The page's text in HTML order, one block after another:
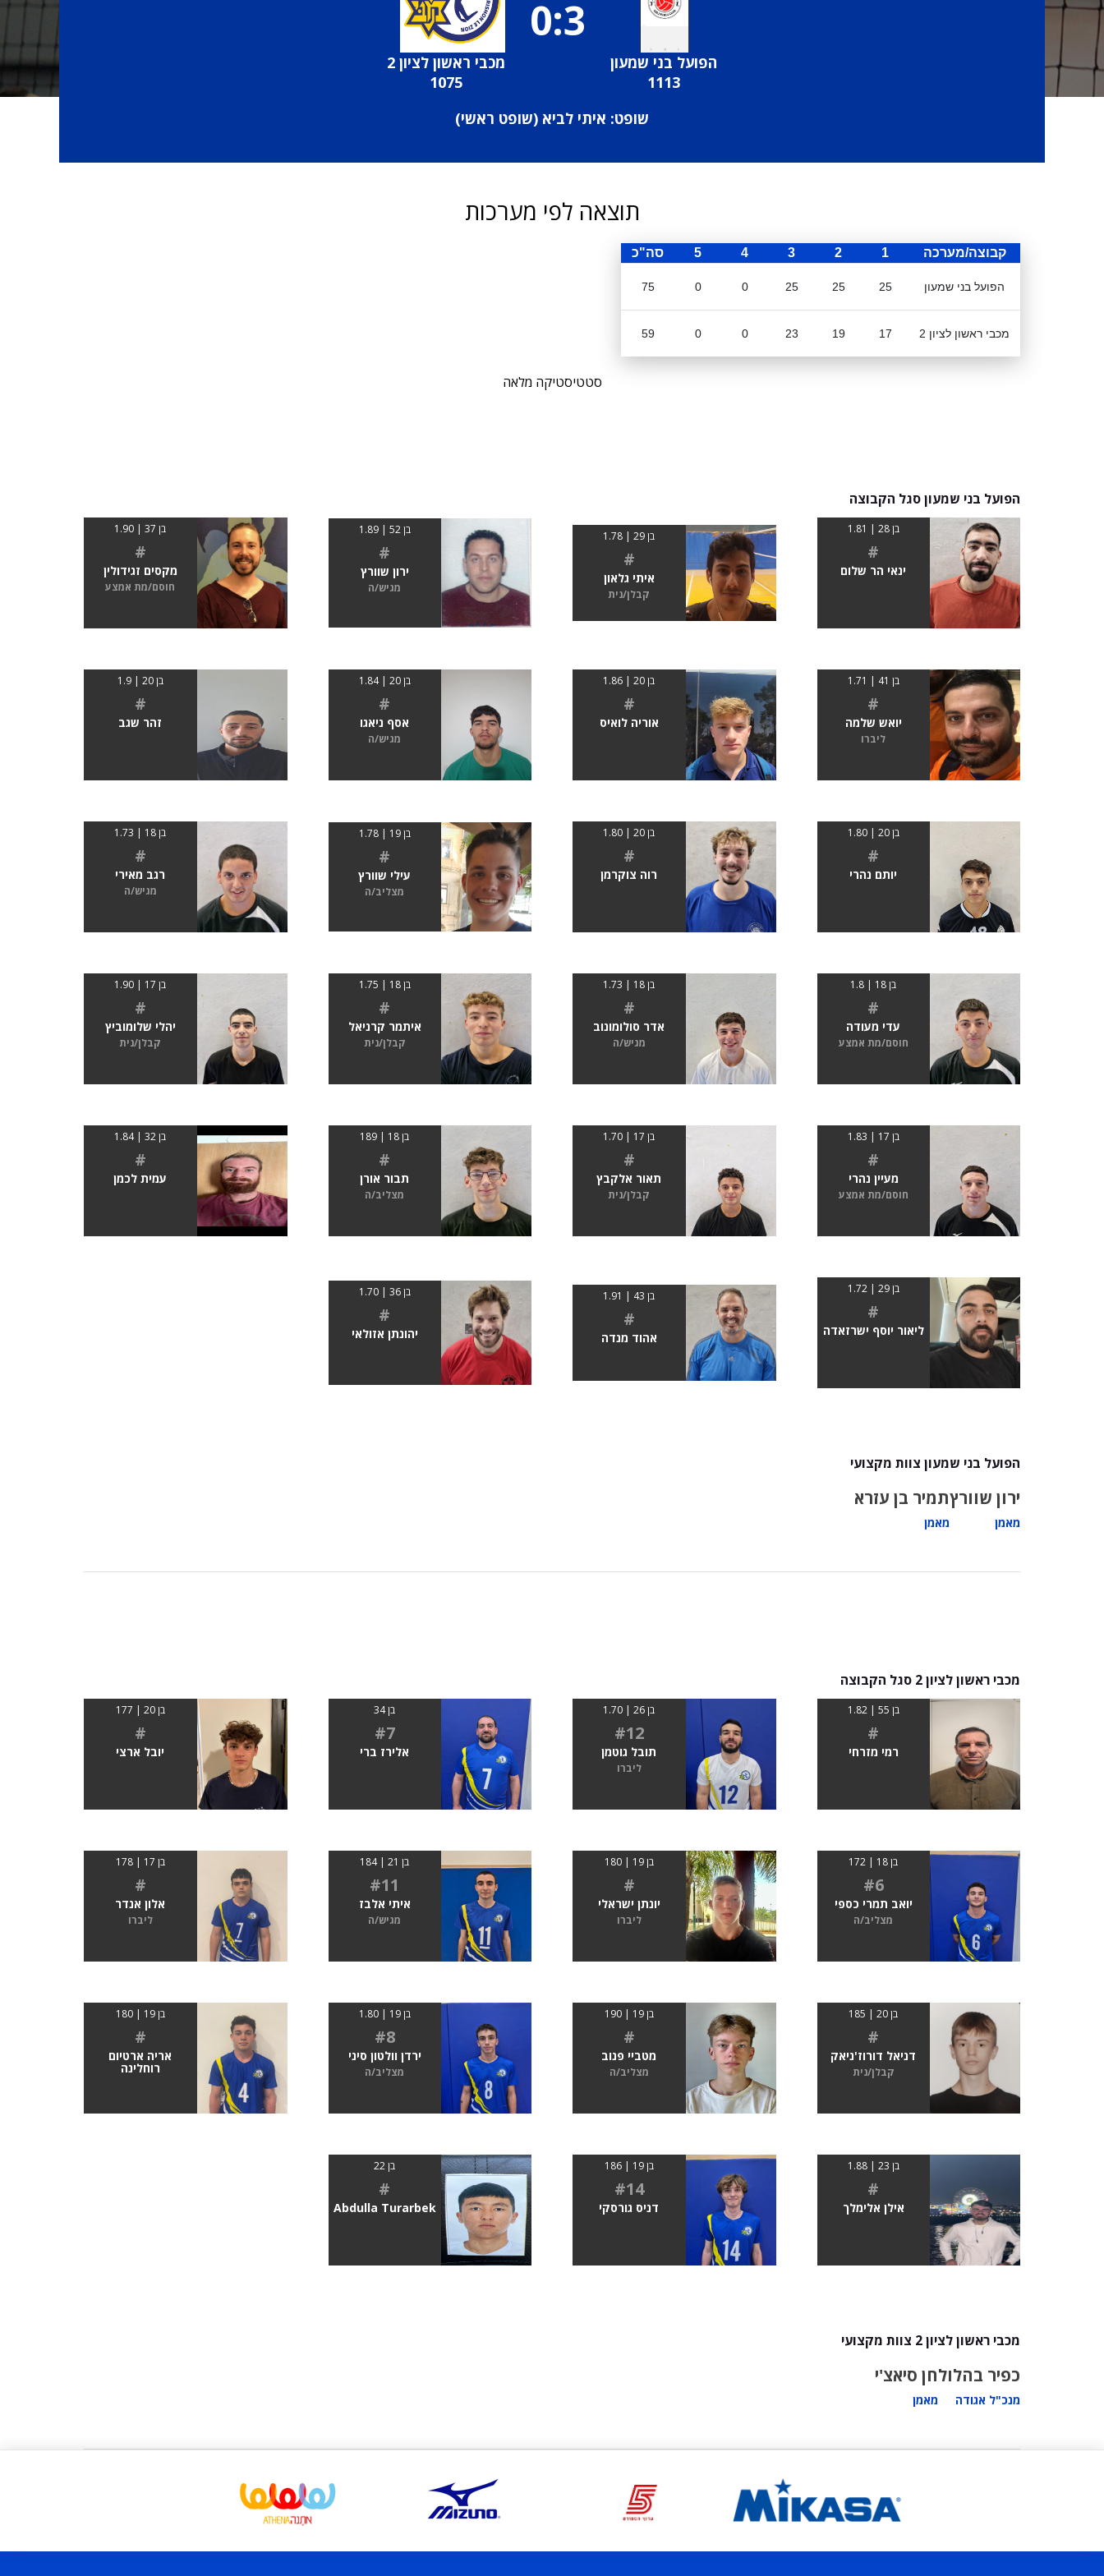
הפועל בני שמעון
1113
0:3
מכבי ראשון לציון 2
1075
שופט: איתי לביא (שופט ראשי)
תוצאה לפי מערכות
קבוצה/מערכה 1
2
3
4
5 סה"כ
הפועל בני שמעון 25
25
25
0
0
75
מכבי ראשון לציון 2 17
19
23
0
0
59
סטטיסטיקה מלאה
הפועל בני שמעון סגל הקבוצה
בן 28 | 1.81
#
ינאי הר שלום
בן 29 | 1.78
#
איתי גלאון
קבלן/נית
בן 52 | 1.89
#
ירון שוורץ
מגיש/ה
בן 37 | 1.90
#
מקסים זגידולין
חוסם/מת אמצע
בן 41 | 1.71
#
יואש שלמה
ליברו
בן 20 | 1.86
#
אוריה לואיס
בן 20 | 1.84
#
אסף ניאגו
מגיש/ה
בן 20 | 1.9
#
זהר שגב
בן 20 | 1.80
#
יותם נהרי
בן 20 | 1.80
#
רוה צוקרמן
בן 19 | 1.78
#
עילי שוורץ
מצליב/ה
בן 18 | 1.73
#
רגב מאירי
מגיש/ה
בן 18 | 1.8
#
עדי מעודה
חוסם/מת אמצע
בן 18 | 1.73
#
אדר סולומונוב
מגיש/ה
בן 18 | 1.75
#
איתמר קרניאל
קבלן/נית
בן 17 | 1.90
#
יהלי שלומוביץ
קבלן/נית
בן 17 | 1.83
#
מעיין נהרי
חוסם/מת אמצע
בן 17 | 1.70
#
תאור אלקבץ
קבלן/נית
בן 18 | 189
#
תבור אורן
מצליב/ה
בן 32 | 1.84
#
עמית לכמן
בן 29 | 1.72
#
ליאור יוסף ישרזאדה
בן 43 | 1.91
#
אהוד מנדה
בן 36 | 1.70
#
יהונתן אזולאי
הפועל בני שמעון צוות מקצועי
ירון שוורץ
מאמן
תמיר בן עזרא
מאמן
מכבי ראשון לציון 2 סגל הקבוצה
בן 55 | 1.82
#
רמי מזרחי
בן 26 | 1.70
#12
תובל גוטמן
ליברו
בן 34
#7
אלירז ברי
בן 20 | 177
#
יובל ארצי
בן 18 | 172
#6
יואב תמרי כספי
מצליב/ה
בן 19 | 180
#
יונתן ישראלי
ליברו
בן 21 | 184
#11
איתי אלבז
מגיש/ה
בן 17 | 178
#
אלון אנדר
ליברו
בן 20 | 185
#
דניאל דורוז'ניאק
קבלן/נית
בן 19 | 190
#
מטביי פנוב
מצליב/ה
בן 19 | 1.80
#8
ירדן וולטון סיני
מצליב/ה
בן 19 | 180
#
אריה ארטיום
רוחלינה
בן 23 | 1.88
#
אילן אלימלך
בן 19 | 186
#14
דניס גורסקי
בן 22
#
Abdulla Turarbek
מכבי ראשון לציון 2 צוות מקצועי
כפיר בהלול
מנכ"ל אגודה
חן סיאצ'י
מאמן